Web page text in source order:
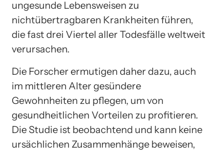
ungesunde Lebensweisen zu
nichtübertragbaren Krankheiten führen,
die fast drei Viertel aller Todesfälle weltweit
verursachen.
Die Forscher ermutigen daher dazu, auch
im mittleren Alter gesündere
Gewohnheiten zu pflegen, um von
gesundheitlichen Vorteilen zu profitieren.
Die Studie ist beobachtend und kann keine
ursächlichen Zusammenhänge beweisen,